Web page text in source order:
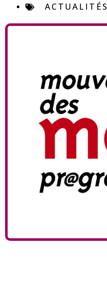
ACTUALITÉS